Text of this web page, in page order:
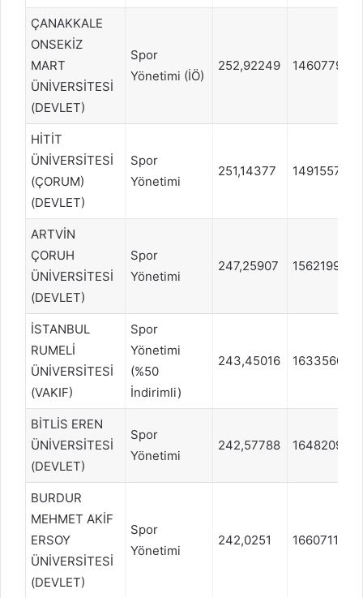
ÇANAKKALE
ONSEKİZ
MART
ÜNİVERSİTESİ
(DEVLET)
Spor
Yönetimi (İÖ)
252,92249 1460779
HİTİT
ÜNİVERSİTESİ
(ÇORUM)
(DEVLET)
Spor
Yönetimi
251,14377 1491557
ARTVİN
ÇORUH
ÜNİVERSİTESİ
(DEVLET)
Spor
Yönetimi
247,25907 1562199
İSTANBUL
RUMELİ
ÜNİVERSİTESİ
(VAKIF)
Spor
Yönetimi
(%50
İndirimli)
243,45016 1633560
BİTLİS EREN
ÜNİVERSİTESİ
(DEVLET)
Spor
Yönetimi
242,57788 1648209
BURDUR
MEHMET AKİF
ERSOY
ÜNİVERSİTESİ
(DEVLET)
Spor
Yönetimi
242,0251 1660711